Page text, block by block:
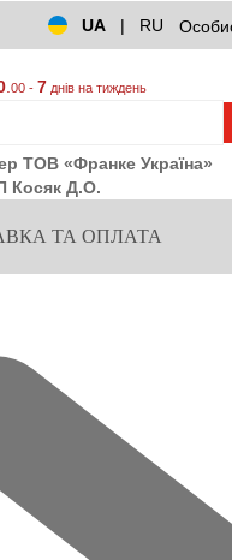
UA
| RU
.00 -7 днів на тиждень
ТОВ «Франке Україна»
Косяк Д.О.
ТА ОПЛАТА